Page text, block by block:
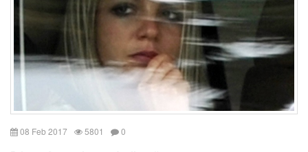
08 Feb 2017 5801 0